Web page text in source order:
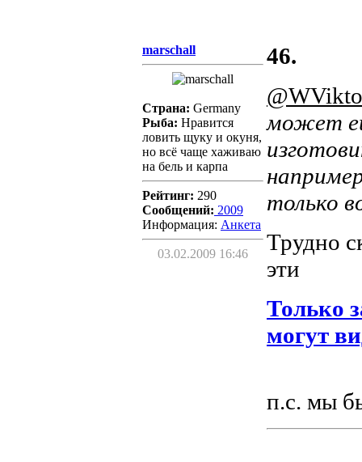
marschall
Страна: Germany
Рыба: Нравится
ловить щуку и окуня,
но всё чаще хаживаю
на бель и карпа
Рейтинг: 290
Сообщений: 2009
Информация: Aнкета
03.02.2009 16:46
46.
может
только
Трудно
эти
Только
могут
п.с. мы